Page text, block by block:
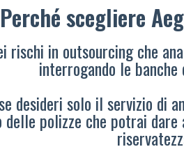
Perché scegliere
rischi in outsourcing che
interrogando le
desideri solo il servizio
polizze che potrai